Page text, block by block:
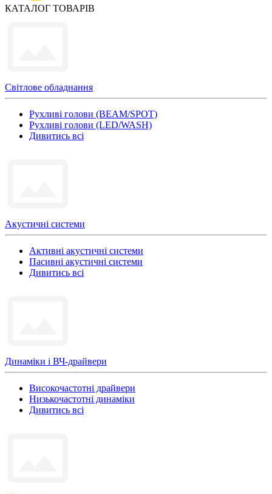
КАТАЛОГ ТОВАРІВ
Світлове обладнання
Рухливі голови (BEAM/SPOT)
Рухливі голови (LED/WASH)
Дивитись всі
Акустичні системи
Активні акустичні системи
Пасивні акустичні системи
Дивитись всі
Динаміки і ВЧ-драйвери
Високочастотні драйвери
Низькочастотні динаміки
Дивитись всі